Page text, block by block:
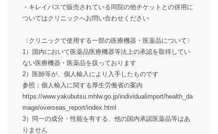
・キレイパスで販売されている同院の他チケットとの併用に
ついてはクリニックへお問い合わせください
〈クリニックで使用する一部の医療機器・医薬品について〉
1）国内において医薬品医療機器等法上の承認を取得してい
ない医療機器・医薬品を扱っております
2）医師等が、個人輸入により入手したものです
参照：個人輸入に関する厚生労働省の案内
https://www.yakubutsu.mhlw.go.jp/individualimport/health_da
mage/overseas_report/index.html
3）同一の成分・性能を有する、他の国内承認医薬品等はあ
りません